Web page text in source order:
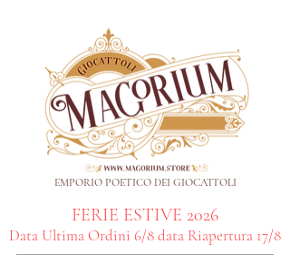
EMPORIO POETICO DEI GIOCATTOLI
FERIE ESTIVE 2026
Data Ultima Ordini 6/8 data Riapertura 17/8